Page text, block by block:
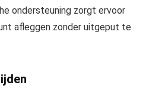
ondersteuning zorgt ervoor
afleggen zonder uitgeput te